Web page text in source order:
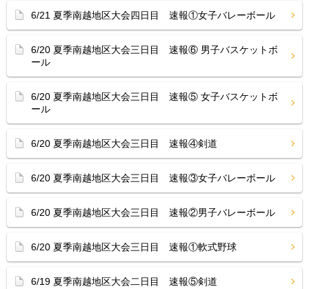
6/21 夏季南越地区大会四日目 速報①女子バレーボール
6/20 夏季南越地区大会三日目 速報⑥ 男子バスケットボ
ール
6/20 夏季南越地区大会三日目 速報⑤ 女子バスケットボ
ール
6/20 夏季南越地区大会三日目 速報④剣道
6/20 夏季南越地区大会三日目 速報③女子バレーボール
6/20 夏季南越地区大会三日目 速報②男子バレーボール
6/20 夏季南越地区大会三日目 速報①軟式野球
6/19 夏季南越地区大会二日目 速報⑤剣道